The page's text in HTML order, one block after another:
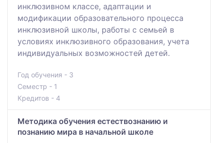
инклюзивном классе, адаптации и
модификации образовательного процесса
инклюзивной школы, работы с семьей в
условиях инклюзивного образования, учета
индивидуальных возможностей детей.
Год обучения - 3
Семестр - 1
Кредитов - 4
Методика обучения естествознанию и
познанию мира в начальной школе